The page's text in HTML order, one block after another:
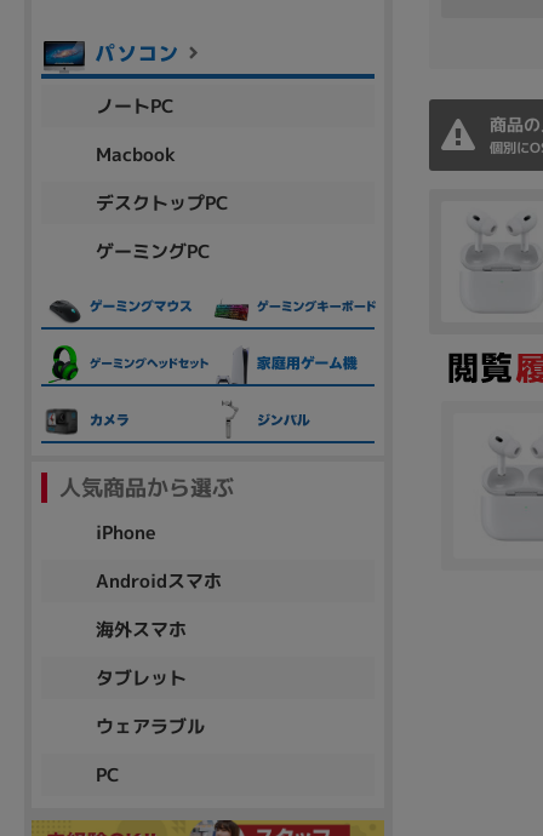
商品
個別に
ノートPC
Macbook
デスクトップPC
ゲーミングPC
人気商品から選ぶ
iPhone
Androidスマホ
海外スマホ
タブレット
ウェアラブル
PC
容量
~
円 ～
各項目のチェックボックスは「or検索」となります。